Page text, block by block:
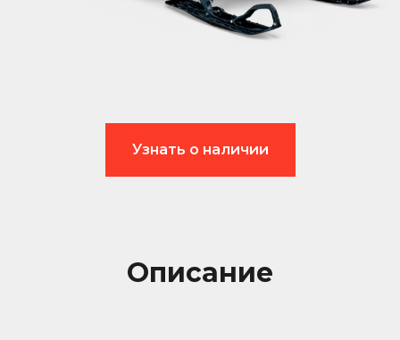
Узнать о наличии
Описание